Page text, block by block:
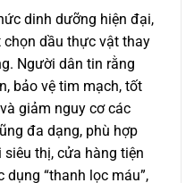
dinh dưỡng hiện đại,
dầu thực vật thay
Người dân tin rằng
bảo vệ tim mạch, tốt
giảm nguy cơ các
đa dạng, phù hợp
thị, cửa hàng tiện
dụng “thanh lọc máu”,